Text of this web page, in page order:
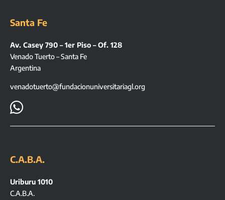
Santa Fe
Av. Casey 790 – 1er Piso – Of. 128
Venado Tuerto – Santa Fe
Argentina
venadotuerto@fundacionuniversitariagl.org

C.A.B.A.
Uriburu 1010
C.A.B.A.